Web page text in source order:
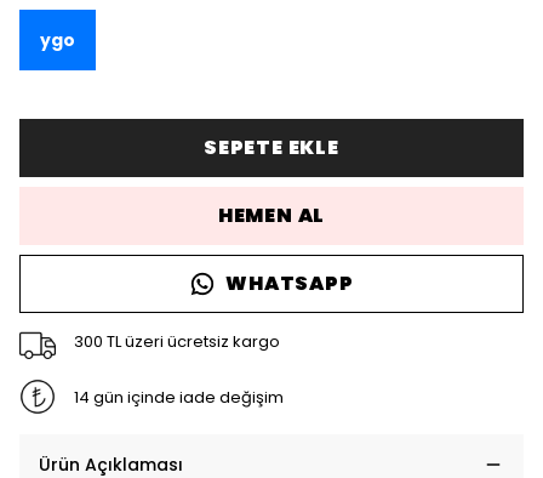
ygo
SEPETE EKLE
HEMEN AL
WHATSAPP
300 TL üzeri ücretsiz kargo
14 gün içinde iade değişim
Ürün Açıklaması